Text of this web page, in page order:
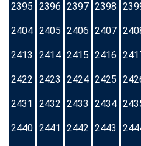
2395 2396 2397 2398
2404 2405 2406 2407
2413 2414 2415 2416
2422 2423 2424 2425
2431 2432 2433 2434
2440 2441 2442 2443